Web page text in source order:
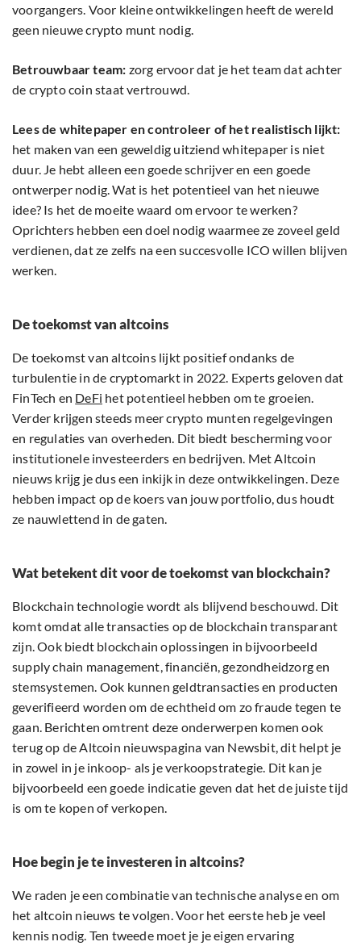
voorgangers. Voor kleine ontwikkelingen heeft de wereld
geen nieuwe crypto munt nodig.
Betrouwbaar team: zorg ervoor dat je het team dat achter
de crypto coin staat vertrouwd.
Lees de whitepaper en controleer of het realistisch lijkt:
het maken van een geweldig uitziend whitepaper is niet
duur. Je hebt alleen een goede schrijver en een goede
ontwerper nodig. Wat is het potentieel van het nieuwe
idee? Is het de moeite waard om ervoor te werken?
Oprichters hebben een doel nodig waarmee ze zoveel geld
verdienen, dat ze zelfs na een succesvolle ICO willen blijven
werken.
De toekomst van altcoins
De toekomst van altcoins lijkt positief ondanks de
turbulentie in de cryptomarkt in 2022. Experts geloven dat
FinTech en DeFi het potentieel hebben om te groeien.
Verder krijgen steeds meer crypto munten regelgevingen
en regulaties van overheden. Dit biedt bescherming voor
institutionele investeerders en bedrijven. Met Altcoin
nieuws krijg je dus een inkijk in deze ontwikkelingen. Deze
hebben impact op de koers van jouw portfolio, dus houdt
ze nauwlettend in de gaten.
Wat betekent dit voor de toekomst van blockchain?
Blockchain technologie wordt als blijvend beschouwd. Dit
komt omdat alle transacties op de blockchain transparant
zijn. Ook biedt blockchain oplossingen in bijvoorbeeld
supply chain management, financiën, gezondheidzorg en
stemsystemen. Ook kunnen geldtransacties en producten
geverifieerd worden om de echtheid om zo fraude tegen te
gaan. Berichten omtrent deze onderwerpen komen ook
terug op de Altcoin nieuwspagina van Newsbit, dit helpt je
in zowel in je inkoop- als je verkoopstrategie. Dit kan je
bijvoorbeeld een goede indicatie geven dat het de juiste tijd
is om te kopen of verkopen.
Hoe begin je te investeren in altcoins?
We raden je een combinatie van technische analyse en om
het altcoin nieuws te volgen. Voor het eerste heb je veel
kennis nodig. Ten tweede moet je je eigen ervaring